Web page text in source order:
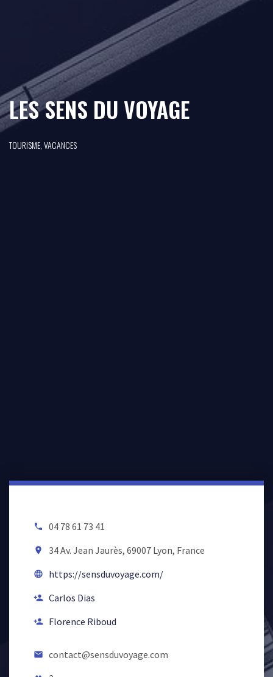
LES SENS DU VOYAGE
TOURISME, VACANCES
local_phone 04 78 61 73 41
room 34 Av. Jean Jaurès, 69007 Lyon, France
language https://sensduvoyage.com/
person_add Carlos Dias
person_add Florence Riboud
email contact@sensduvoyage.com